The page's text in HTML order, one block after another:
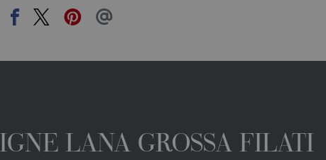
LANA GROSSA FILATI